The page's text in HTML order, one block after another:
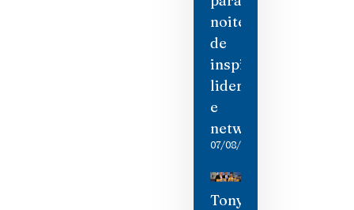
noite
de
inspiração,
liderança
e
networking
07/08/2026
Tony